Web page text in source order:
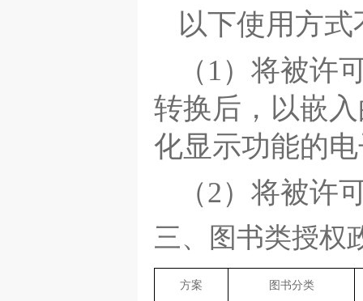
以下使用方
（1）将被许
转换后，以嵌
化显示功能的
（2）将被许
三、图书类授权
方案 图书分类